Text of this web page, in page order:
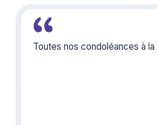
Toutes nos condoléances à la